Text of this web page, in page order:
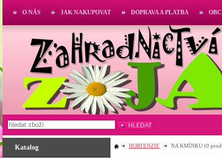
Katalog HORTENZIE NA KMÍNKU (0
O NÁS JAK NAKUPOVAT DOPRAVA A PLATBA
HLEDAT